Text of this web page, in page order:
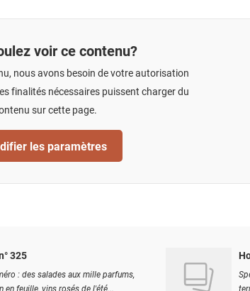
voir ce contenu?
nous avons besoin de votre autorisation
finalités nécessaires puissent charger du
sur cette page.
les paramètres
325
: des salades aux mille parfums,
en feuille, vins rosés de l'été...